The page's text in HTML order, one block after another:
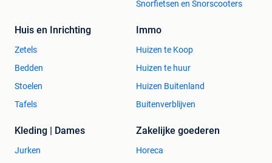
Snorfietsen en Snorscooters
Huis en Inrichting
Zetels
Bedden
Stoelen
Tafels
Immo
Huizen te Koop
Huizen te huur
Huizen Buitenland
Buitenverblijven
Kleding | Dames
Jurken
Zakelijke goederen
Horeca